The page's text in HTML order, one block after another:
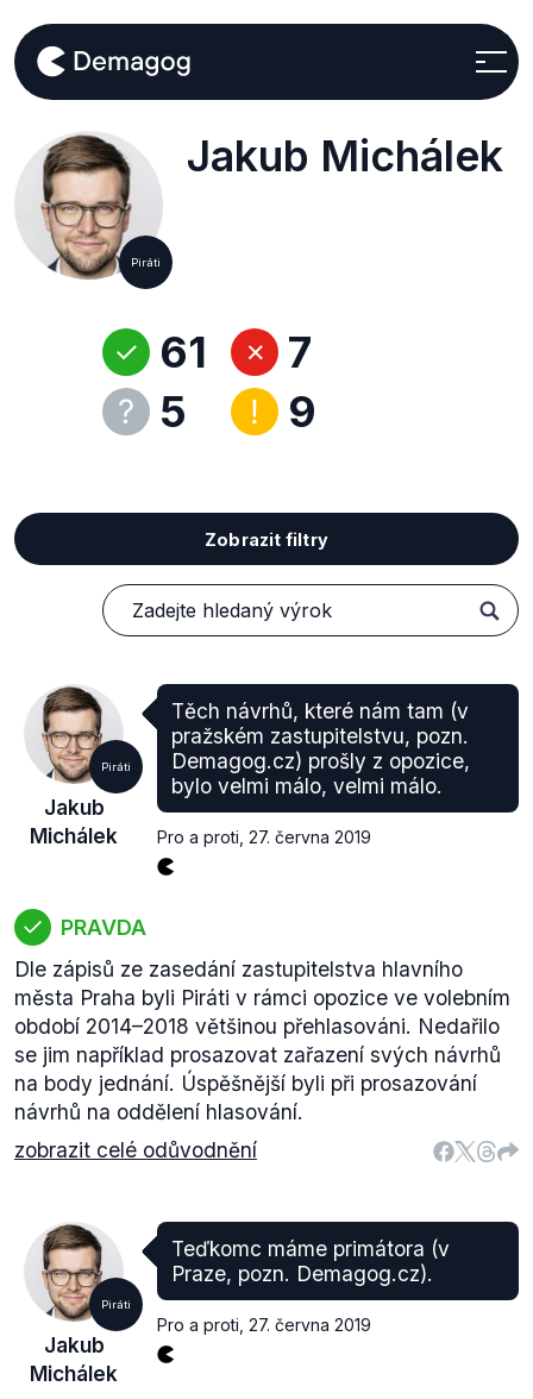
Piráti
Jakub Michálek
61
5
7
9
Zobrazit filtry
Piráti
Jakub
Michálek
Těch návrhů, které nám tam (v
pražském zastupitelstvu, pozn.
Demagog.cz) prošly z opozice,
bylo velmi málo, velmi málo.
Pro a proti 27. června 2019
PRAVDA
Dle zápisů ze zasedání zastupitelstva hlavního
města Praha byli Piráti v rámci opozice ve volebním
období 2014–2018 většinou přehlasováni. Nedařilo
se jim například prosazovat zařazení svých návrhů
na body jednání. Úspěšnější byli při prosazování
návrhů na oddělení hlasování.
zobrazit celé odůvodnění
Piráti
Jakub
Michálek
Teďkomc máme primátora (v
Praze, pozn. Demagog.cz).
Pro a proti 27. června 2019